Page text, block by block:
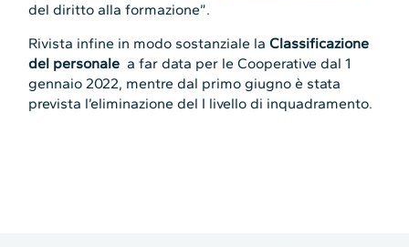
del diritto alla formazione”.
Rivista infine in modo sostanziale laClassificazione
del personale a far data per le Cooperative dal 1
gennaio 2022, mentre dal primo giugno è stata
prevista l’eliminazione del I livello di inquadramento.